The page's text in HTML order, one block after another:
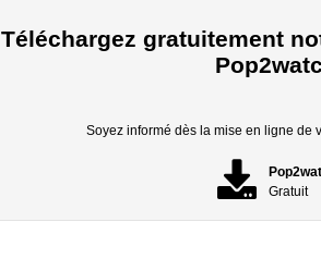
Téléchargez gratuitement
Soyez informé dès la mise en ligne de
Gratuit